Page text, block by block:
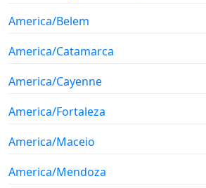
America/Belem
America/Catamarca
America/Cayenne
America/Fortaleza
America/Maceio
America/Mendoza